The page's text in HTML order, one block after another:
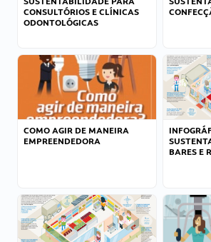
CONSULTÓRIOS E CLÍNICAS
ODONTOLÓGICAS
COMO AGIR DE MANEIRA
EMPREENDEDORA
BARES E